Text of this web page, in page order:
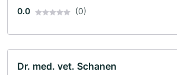
0.0 (0)
Dr. med. vet. Schanen